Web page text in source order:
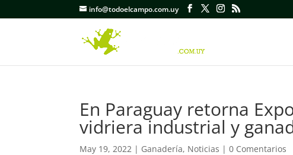
info@todoelcampo.com.uy
En Paraguay retorna
vidriera industrial y
May 19, 2022 | Ganadería, Noticias |0 Comentarios